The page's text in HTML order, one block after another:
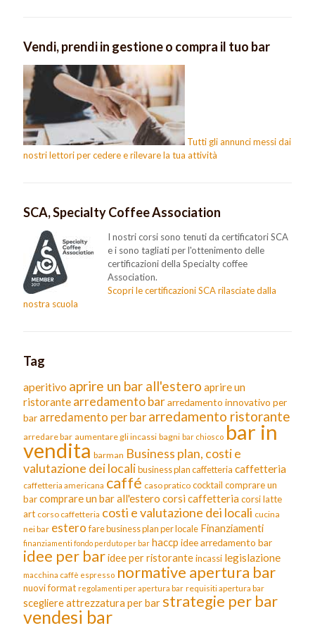
Vendi, prendi in gestione o compra il tuo bar
Tutti gli annunci messi dai
nostri lettori per cedere e rilevare la tua attività
SCA, Specialty Coffee Association
I nostri corsi sono tenuti da certificatori SCA
e i sono tagliati per l'ottenimento delle
certificazioni della Specialty coffee
Association.
Scopri le certificazioni SCA rilasciate dalla
nostra scuola
Tag
aperitivo aprire un bar all'estero aprire un
ristorante arredamento bararredamento innovativo per
bar arredamento per bar arredamento ristorante
arredare bar aumentare gli incassi bagni bar chiosco bar in
vendita barman Business plan, costi e
valutazione dei localibusiness plan caffetteria caffetteria
caffetteria americana caffé caso pratico cocktail comprare un
barcomprare un bar all'estero corsi caffetteriacorsi latte
art corso caffetteria costi e valutazione dei locali cucina
nei bar estero fare business plan per locale Finanziamenti
finanziamenti fondo perduto per bar haccp idee arredamento bar
idee per baridee per ristoranteincassi legislazione
macchina caffè espresso normative apertura bar
nuovi format regolamenti per apertura bar requisiti apertura bar
scegliere attrezzatura per bar strategie per bar
vendesi bar